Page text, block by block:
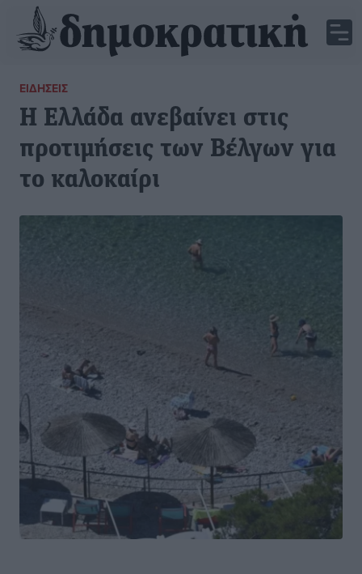
ΕΙΔΉΣΕΙΣ
Η Ελλάδα ανεβαίνει στις
προτιμήσεις των Βέλγων για
το καλοκαίρι